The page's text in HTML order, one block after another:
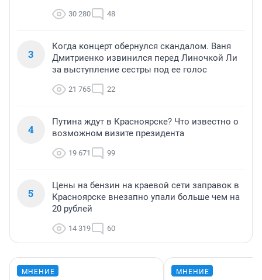
30 280 48
3
Когда концерт обернулся скандалом. Ваня
Дмитриенко извинился перед Линочкой Ли
за выступление сестры под ее голос
21 765 22
4
Путина ждут в Красноярске? Что известно о
возможном визите президента
19 671 99
5
Цены на бензин на краевой сети заправок в
Красноярске внезапно упали больше чем на
20 рублей
14 319 60
МНЕНИЕ МНЕНИЕ